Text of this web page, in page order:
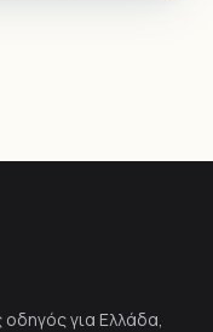
οδηγός για Ελλάδα,